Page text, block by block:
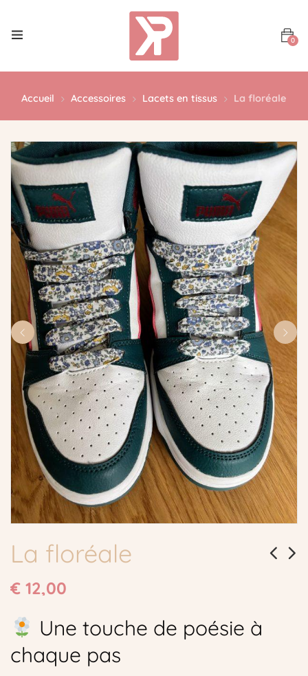
0
Accueil Accessoires Lacets en tissus La floréale
La floréale
€ 12,00
Une touche de poésie à
chaque pas